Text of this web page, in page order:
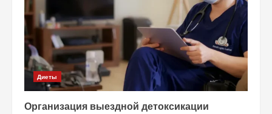
Диеты
Организация выездной детоксикации